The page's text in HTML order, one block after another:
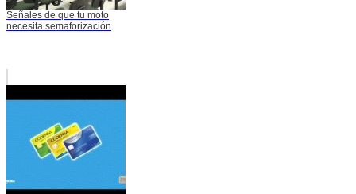
Señales de que tu moto
necesita semaforización